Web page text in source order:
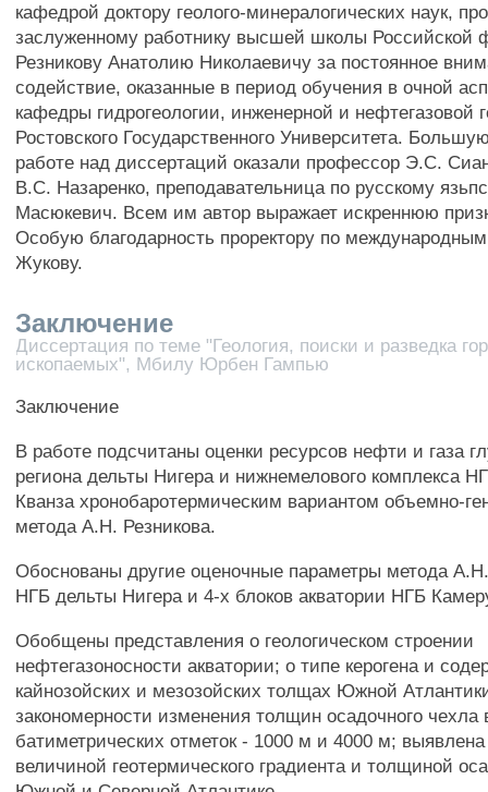
кафедрой доктору геолого-минералогических наук,
заслуженному работнику высшей школы Российской
Резникову Анатолию Николаевичу за постоянное
содействие, оказанные в период обучения в очной
кафедры гидрогеологии, инженерной и нефтегазовой
Ростовского Государственного Университета.
работе над диссертаций оказали профессор Э.С.
B.C. Назаренко, преподавательница по русскому
Масюкевич. Всем им автор выражает искреннюю
Особую благодарность проректору по
Жукову.
Заключение
Диссертация по теме "Геология, поиски и разведка
ископаемых", Мбилу Юрбен Гампью
Заключение
В работе подсчитаны оценки ресурсов нефти и газа
региона дельты Нигера и нижнемелового комплекса
Кванза хронобаротермическим вариантом объемно-
метода А.Н. Резникова.
Обоснованы другие оценочные параметры метода
НГБ дельты Нигера и 4-х блоков акватории НГБ
Обобщены представления о геологическом строении
нефтегазоносности акватории; о типе керогена и
кайнозойских и мезозойских толщах Южной
закономерности изменения толщин осадочного чехла
батиметрических отметок - 1000 м и 4000 м;
величиной геотермического градиента и толщиной